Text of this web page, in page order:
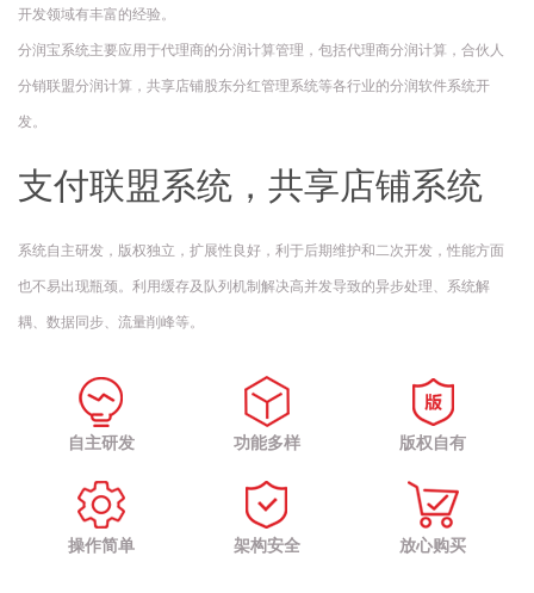
开发领域有丰富的经验。
分润宝系统主要应用于代理商的分润计算管理，包括代理商分润计算，合伙人
分销联盟分润计算，共享店铺股东分红管理系统等各行业的分润软件系统开
发。
支付联盟系统，共享店铺系统
系统自主研发，版权独立，扩展性良好，利于后期维护和二次开发，性能方面
也不易出现瓶颈。利用缓存及队列机制解决高并发导致的异步处理、系统解
耦、数据同步、流量削峰等。
自主研发 功能多样 版权自有
操作简单 架构安全 放心购买